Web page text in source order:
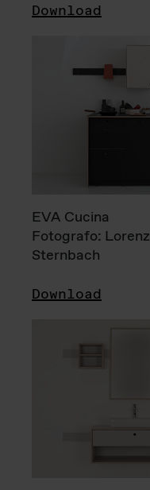
Download
EVA Cucina
Fotografo: Lorenz
Sternbach
Download